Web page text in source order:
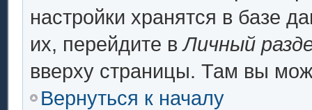
настройки хранятся в базе
их, перейдите вЛичный
вверху страницы. Там вы
Вернуться к началу